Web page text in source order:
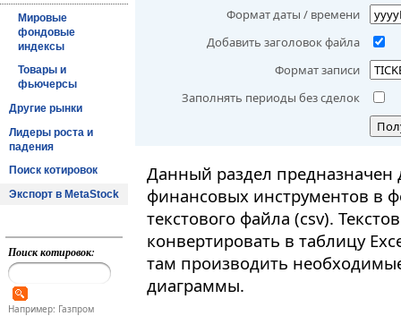
Мировые
фондовые
индексы
Товары и
фьючерсы
Другие рынки
Лидеры роста и
падения
Поиск котировок
Экспорт в MetaStock
Поиск котировок:
Например: Газпром
Формат даты / времени
Добавить заголовок файла
Формат записи
Заполнять периоды без сделок
Данный раздел
финансовых инструментов в
текстового файла (csv).
конвертировать в таблицу
там производить
диаграммы.